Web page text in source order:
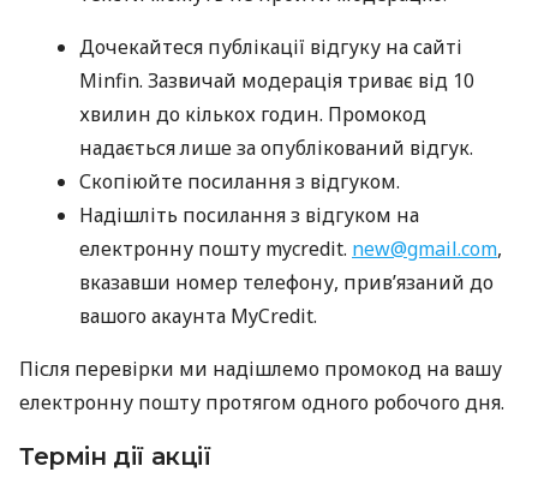
Дочекайтеся публікації відгуку на сайті
Minfin. Зазвичай модерація триває від 10
хвилин до кількох годин. Промокод
надається лише за опублікований відгук.
Скопіюйте посилання з відгуком.
Надішліть посилання з відгуком на
електронну пошту mycredit. new@gmail.com,
вказавши номер телефону, прив’язаний до
вашого акаунта MyCredit.
Після перевірки ми надішлемо промокод на вашу
електронну пошту протягом одного робочого дня.
Термін дії акції